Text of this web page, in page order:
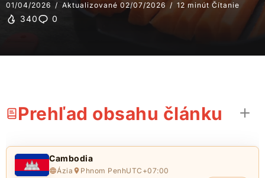
01/04/2026 Aktualizované 02/07/2026 12 minút Čítanie
340 0
Prehľad obsahu článku
Cambodia
Ázia Phnom PenhUTC+07:00